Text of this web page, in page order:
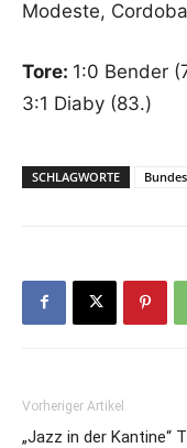
Modeste, Cordoba
Tore: 1:0 Bender
3:1 Diaby (83.)
SCHLAGWORTE
Vorheriger Artikel
„Jazz in der Kantine“